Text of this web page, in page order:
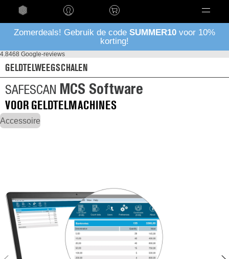
Zomerdeals! Gebruik de code SUMMER10 voor 10%
korting!
4.8468 Google-reviews
GELDTELWEEGSCHALEN
SAFESCAN MCS Software
VOOR GELDTELMACHINES
Accessoire